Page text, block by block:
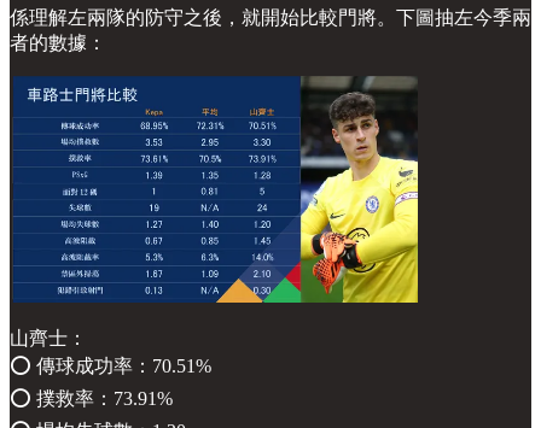
係理解左兩隊的防守之後，就開始比較門將。下圖抽左今季兩
者的數據：
山齊士：
⭕️ 傳球成功率：70.51%
⭕️ 撲救率：73.91%